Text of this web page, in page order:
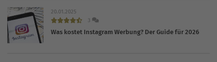
20.01.2025
3
Was kostet Instagram Werbung? Der Guide für 2026